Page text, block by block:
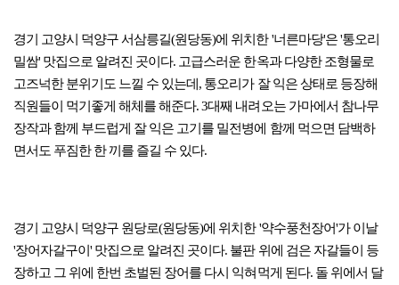
경기 고양시 덕양구 서삼릉길(원당동)에 위치한 '너른마당'은 '통오리
밀쌈' 맛집으로 알려진 곳이다. 고급스러운 한옥과 다양한 조형물로
고즈넉한 분위기도 느낄 수 있는데, 통오리가 잘 익은 상태로 등장해
직원들이 먹기좋게 해체를 해준다. 3대째 내려오는 가마에서 참나무
장작과 함께 부드럽게 잘 익은 고기를 밀전병에 함께 먹으면 담백하
면서도 푸짐한 한 끼를 즐길 수 있다.
경기 고양시 덕양구 원당로(원당동)에 위치한 '약수풍천장어'가 이날
'장어자갈구이' 맛집으로 알려진 곳이다. 불판 위에 검은 자갈들이 등
장하고 그 위에 한번 초벌된 장어를 다시 익혀먹게 된다. 돌 위에서 달